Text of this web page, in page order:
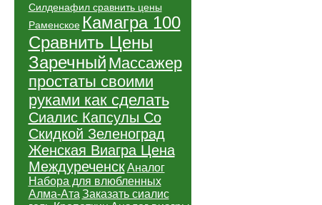
Силденафил сравнить цены
Раменское Камагра 100
Сравнить Цены
Заречный Массажер
простаты своими
руками как сделать
Сиалис Капсулы Со
Скидкой Зеленоград
Женская Виагра Цена
Междуреченск Аналог
Набора для влюбленных
Алма-Ата Заказать сиалис